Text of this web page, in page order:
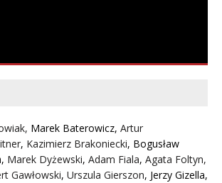
Marek Baterowicz, Artur
, Kazimierz Brakoniecki, Bogusław
, Marek Dyżewski, Adam Fiala, Agata Foltyn,
Gawłowski, Urszula Gierszon, Jerzy Gizella,